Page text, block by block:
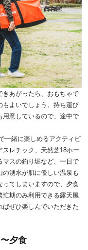
あがったら、おもちゃで
もよいでしょう。持ち運び
用意しているので、途中で
一緒に楽しめるアクティビ
レチック、天然芝18ホー
マスの釣り堀など、一日で
湧水が肌に優しい温泉も
てしまいますので、夕食
忙期のみ利用できる露天風
ぜひ楽しんでいただきた
夕食